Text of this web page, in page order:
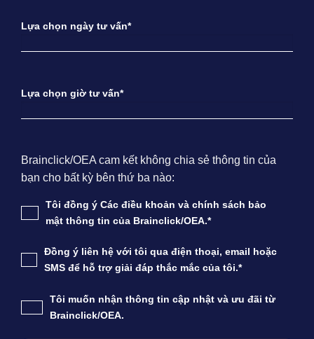
Lựa chọn ngày tư vấn*
Lựa chọn giờ tư vấn*
Brainclick/OEA cam kết không chia sẻ thông tin của
bạn cho bất kỳ bên thứ ba nào:
Tôi đồng ý Các điều khoản và chính sách bảo
mật thông tin của Brainclick/OEA.*
Đồng ý liên hệ với tôi qua điện thoại, email hoặc
SMS để hỗ trợ giải đáp thắc mắc của tôi.*
Tôi muốn nhận thông tin cập nhật và ưu đãi từ
Brainclick/OEA.